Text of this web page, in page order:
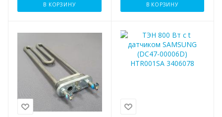
В КОРЗИНУ В КОРЗИНУ